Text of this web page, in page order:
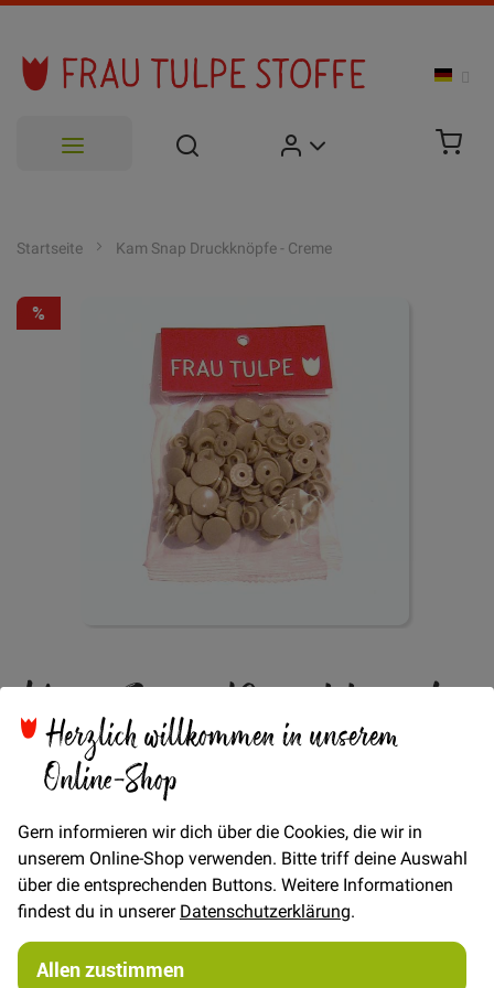
Herzlich willkommen in unserem
Online-Shop
Gern informieren wir dich über die Cookies, die wir in
unserem Online-Shop verwenden. Bitte triff deine Auswahl
über die entsprechenden Buttons. Weitere Informationen
findest du in unsererDatenschutzerklärung.
Allen zustimmen
Startseite Kam Snap Druckknöpfe - Creme
Zum
Ende
der
Bildgalerie
springen
-50%
Kam Snap Druckknöpfe
- Creme
VerfügbarkeitAuf Lager
1,00 € 2,00 €
STÜCK
Menge